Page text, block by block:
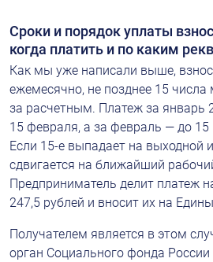
Сроки и порядок уплаты
когда платить и по каким
Как мы уже написали выше, взнос
ежемесячно, не позднее 15
за расчетным. Платеж за январь
15 февраля, а за февраль — до 15
Если 15-е выпадает на выходной
сдвигается на ближайший
Предприниматель делит платеж
247,5 рублей и вносит их на
Получателем является в этом
орган Социального фонда России